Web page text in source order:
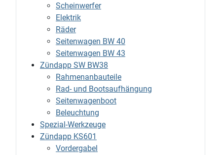
Scheinwerfer
Elektrik
Räder
Seitenwagen BW 40
Seitenwagen BW 43
Zündapp SW BW38
Rahmenanbauteile
Rad- und Bootsaufhängung
Seitenwagenboot
Beleuchtung
Spezial-Werkzeuge
Zündapp KS601
Vordergabel